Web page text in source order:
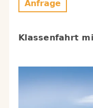
Anfrage
Klassenfahrt